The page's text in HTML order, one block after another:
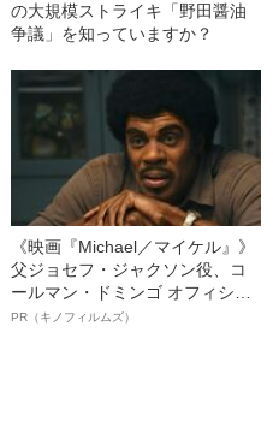
の大規模ストライキ「野田醤油
争議」を知っていますか？
《映画『Michael／マイケル』》
父ジョセフ・ジャクソン役、コ
ールマン・ドミンゴ オフィシャ
ルインタビュー“観客を魅了した
PR（キノフィルムズ）